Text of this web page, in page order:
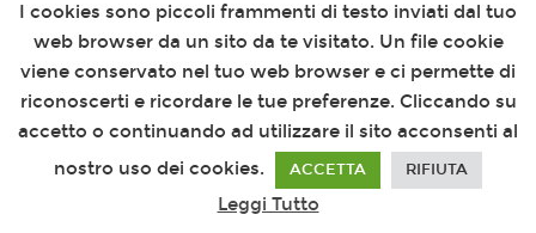
I cookies sono piccoli frammenti di testo inviati dal tuo
web browser da un sito da te visitato. Un file cookie
viene conservato nel tuo web browser e ci permette di
riconoscerti e ricordare le tue preferenze. Cliccando su
accetto o continuando ad utilizzare il sito acconsenti al
nostro uso dei cookies.
ACCETTA RIFIUTA
Leggi Tutto